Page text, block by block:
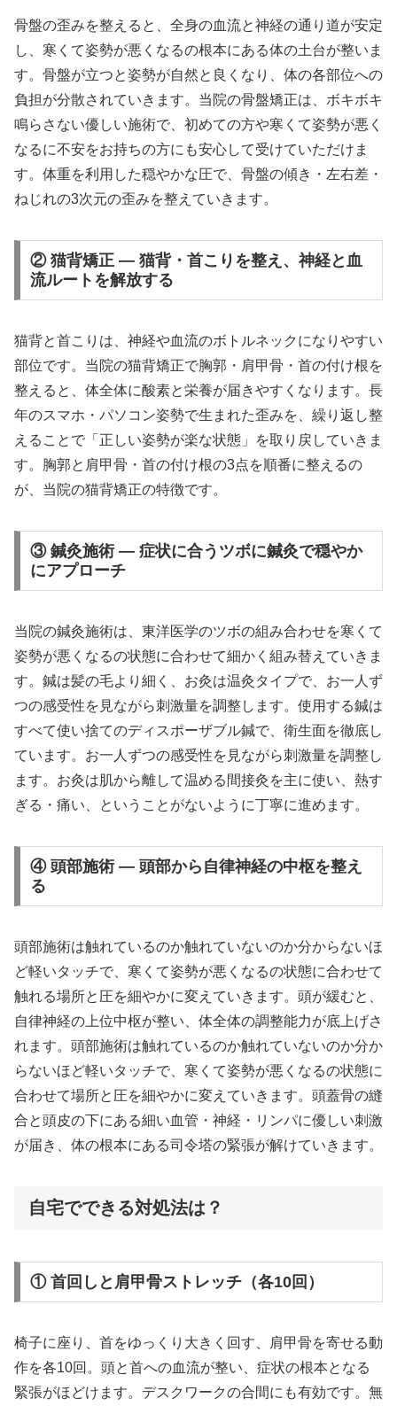
骨盤の歪みを整えると、全身の血流と神経の通り道が安定
し、寒くて姿勢が悪くなるの根本にある体の土台が整いま
す。骨盤が立つと姿勢が自然と良くなり、体の各部位への
負担が分散されていきます。当院の骨盤矯正は、ボキボキ
鳴らさない優しい施術で、初めての方や寒くて姿勢が悪く
なるに不安をお持ちの方にも安心して受けていただけま
す。体重を利用した穏やかな圧で、骨盤の傾き・左右差・
ねじれの3次元の歪みを整えていきます。
② 猫背矯正 — 猫背・首こりを整え、神経と血
流ルートを解放する
猫背と首こりは、神経や血流のボトルネックになりやすい
部位です。当院の猫背矯正で胸郭・肩甲骨・首の付け根を
整えると、体全体に酸素と栄養が届きやすくなります。長
年のスマホ・パソコン姿勢で生まれた歪みを、繰り返し整
えることで「正しい姿勢が楽な状態」を取り戻していきま
す。胸郭と肩甲骨・首の付け根の3点を順番に整えるの
が、当院の猫背矯正の特徴です。
③ 鍼灸施術 — 症状に合うツボに鍼灸で穏やか
にアプローチ
当院の鍼灸施術は、東洋医学のツボの組み合わせを寒くて
姿勢が悪くなるの状態に合わせて細かく組み替えていきま
す。鍼は髪の毛より細く、お灸は温灸タイプで、お一人ず
つの感受性を見ながら刺激量を調整します。使用する鍼は
すべて使い捨てのディスポーザブル鍼で、衛生面を徹底し
ています。お一人ずつの感受性を見ながら刺激量を調整し
ます。お灸は肌から離して温める間接灸を主に使い、熱す
ぎる・痛い、ということがないように丁寧に進めます。
④ 頭部施術 — 頭部から自律神経の中枢を整え
る
頭部施術は触れているのか触れていないのか分からないほ
ど軽いタッチで、寒くて姿勢が悪くなるの状態に合わせて
触れる場所と圧を細やかに変えていきます。頭が緩むと、
自律神経の上位中枢が整い、体全体の調整能力が底上げさ
れます。頭部施術は触れているのか触れていないのか分か
らないほど軽いタッチで、寒くて姿勢が悪くなるの状態に
合わせて場所と圧を細やかに変えていきます。頭蓋骨の縫
合と頭皮の下にある細い血管・神経・リンパに優しい刺激
が届き、体の根本にある司令塔の緊張が解けていきます。
自宅でできる対処法は？
① 首回しと肩甲骨ストレッチ（各10回）
椅子に座り、首をゆっくり大きく回す、肩甲骨を寄せる動
作を各10回。頭と首への血流が整い、症状の根本となる
緊張がほどけます。デスクワークの合間にも有効です。無